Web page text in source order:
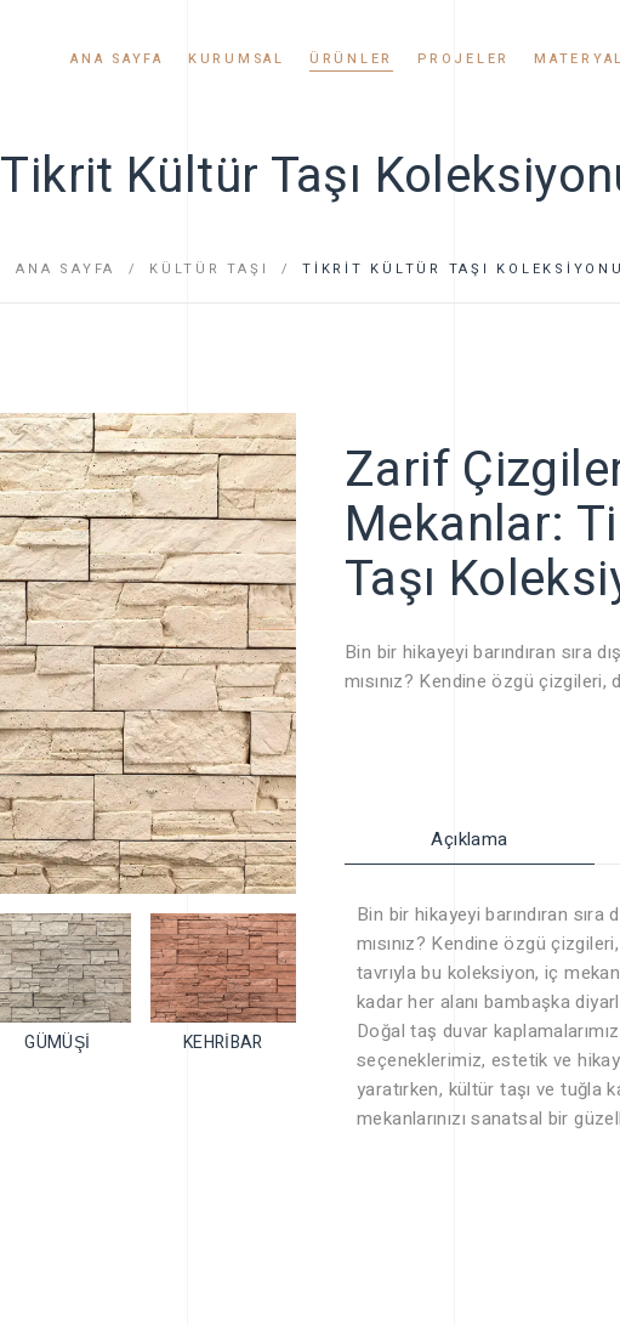
ANA SAYFA KURUMSAL
Hikayemiz
Kalite Politikamız
Haberler ve Etkinlikler
Bayilik
Videolar
SSS
ÜRÜNLER
Kültür Taşı
PROJELER
Tikrit Kültür Taşı
ANA SAYFA KÜLTÜR TAŞI TIKRIT KÜLTÜR TAŞI KOLEKSIYONU
GÜMÜŞİ KEHRİBAR
Zarif
Mekanlar:
Taşı
Bin bir hikayeyi barındıran sıra
mısınız? Kendine özgü
yaratırken, kültür taşı ve tuğla
sanatsal bir güzelliğe
Açıklama
Bin bir hikayeyi barındıran sıra
mısınız? Kendine özgü
tavrıyla bu koleksiyon, iç
kadar her alanı bambaşka
Doğal taş duvar
seçeneklerimiz, estetik ve
yaratırken, kültür taşı ve tuğla
mekanlarınızı sanatsal bir